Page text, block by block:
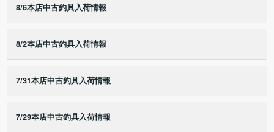
8/6本店中古釣具入荷情報
8/2本店中古釣具入荷情報
7/31本店中古釣具入荷情報
7/29本店中古釣具入荷情報